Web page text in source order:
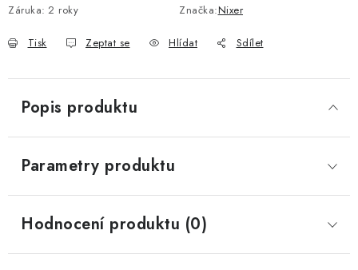
Záruka: 2 roky Značka:Nixer
Tisk Zeptat se Hlídat Sdílet
Popis produktu
Parametry produktu
Hodnocení produktu (0)